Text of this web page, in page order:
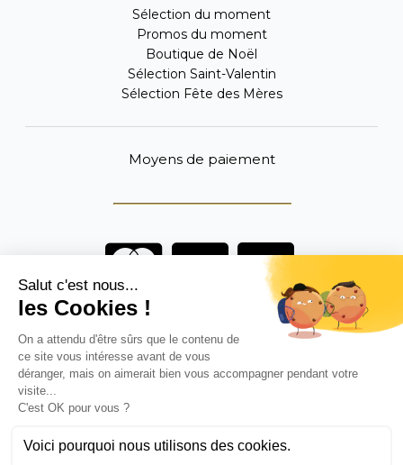
Sélection du moment
Promos du moment
Boutique de Noël
Sélection Saint-Valentin
Sélection Fête des Mères
Moyens de paiement
Vous êtes un professionnel ?